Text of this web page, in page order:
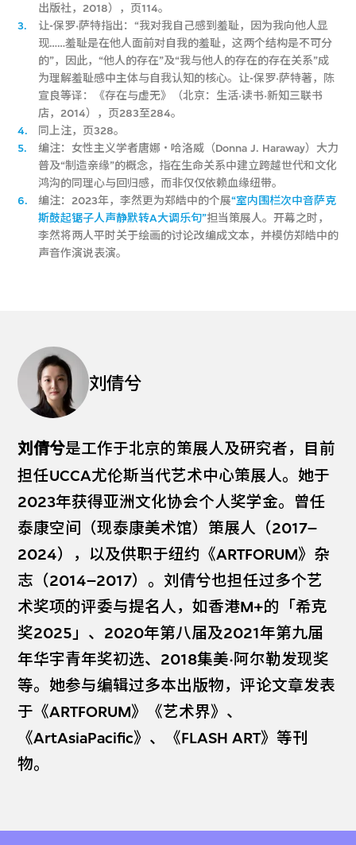
出版社，2018），页114。
3.
让-保罗·萨特指出：“我对我自己感到羞耻，因为我向他人显
现……羞耻是在他人面前对自我的羞耻，这两个结构是不可分
的”，因此，“他人的存在”及“我与他人的存在的存在关系”成
为理解羞耻感中主体与自我认知的核心。让-保罗·萨特著，陈
宣良等译：《存在与虚无》（北京：生活·读书·新知三联书
店，2014），页283至284。
4.
同上注，页328。
5.
编注：女性主义学者唐娜‧哈洛威（Donna J. Haraway）大力
普及“制造亲缘”的概念，指在生命关系中建立跨越世代和文化
鸿沟的同理心与回归感，而非仅仅依赖血缘纽带。
6.
编注：2023年，李然更为郑皓中的个展“室内围栏次中音萨克
斯鼓起锯子人声静默转A大调乐句”担当策展人。开幕之时，
李然将两人平时关于绘画的讨论改编成文本，并模仿郑皓中的
声音作演说表演。
刘倩兮
刘倩兮是工作于北京的策展人及研究者，目前
担任UCCA尤伦斯当代艺术中心策展人。她于
2023年获得亚洲文化协会个人奖学金。曾任
泰康空间（现泰康美术馆）策展人（2017–
2024），以及供职于纽约《ARTFORUM》杂
志（2014–2017）。刘倩兮也担任过多个艺
术奖项的评委与提名人，如香港M+的「希克
奖2025」、2020年第八届及2021年第九届
年华宇青年奖初选、2018集美·阿尔勒发现奖
等。她参与编辑过多本出版物，评论文章发表
于《ARTFORUM》《艺术界》、
《ArtAsiaPacific》、《FLASH ART》等刊
物。